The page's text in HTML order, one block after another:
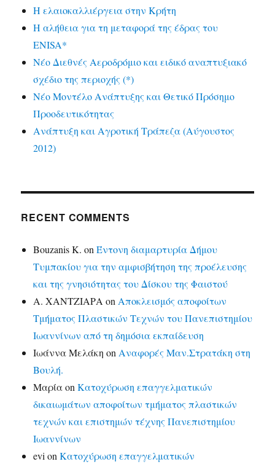
Η ελαιοκαλλιέργεια στην Κρήτη
Η αλήθεια για τη μεταφορά της έδρας του
ENISA*
Νέο Διεθνές Αεροδρόμιο και ειδικό αναπτυξιακό
σχέδιο της περιοχής (*)
Νέο Μοντέλο Ανάπτυξης και Θετικό Πρόσημο
Προοδευτικότητας
Ανάπτυξη και Αγροτική Τράπεζα (Αύγουστος
2012)
RECENT COMMENTS
Bouzanis K. onΈντονη διαμαρτυρία Δήμου
Τυμπακίου για την αμφισβήτηση της προέλευσης
και της γνησιότητας του Δίσκου της Φαιστού
Α. ΧΑΝΤΖΙΑΡΑ on Αποκλεισμός αποφοίτων
Τμήματος Πλαστικών Τεχνών του Πανεπιστημίου
Ιωαννίνων από τη δημόσια εκπαίδευση
Ιωάννα Μελάκη on Αναφορές Μαν.Στρατάκη στη
Βουλή.
ΜαρίαonΚατοχύρωση επαγγελματικών
δικαιωμάτων αποφοίτων τμήματος πλαστικών
τεχνών και επιστημών τέχνης Πανεπιστημίου
Ιωαννίνων
evi onΚατοχύρωση επαγγελματικών